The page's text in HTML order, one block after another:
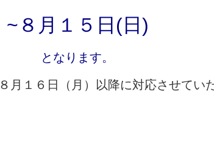
~ ８月１５日(日)
となります。
１６日（月）以降に対応させてい